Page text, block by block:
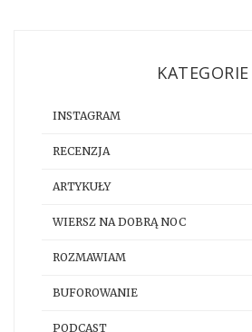
KATEGORIE
INSTAGRAM
RECENZJA
ARTYKUŁY
WIERSZ NA DOBRĄ NOC
ROZMAWIAM
BUFOROWANIE
PODCAST